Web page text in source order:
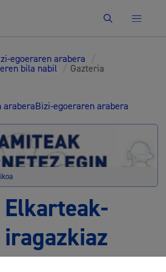
Bilatu
egoeraren arabera /
bila nabil / Gazteria
araberaBizi-egoeraren arabera